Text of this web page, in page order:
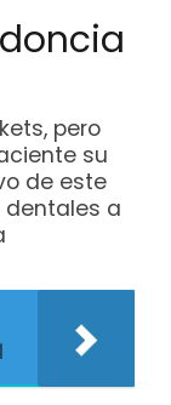
pero
su
de este
a